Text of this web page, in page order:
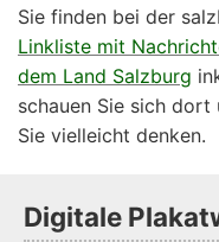
Sie finden bei der
Linkliste mit
dem Land Salzburg
schauen Sie sich
Sie vielleicht denken.
Digitale